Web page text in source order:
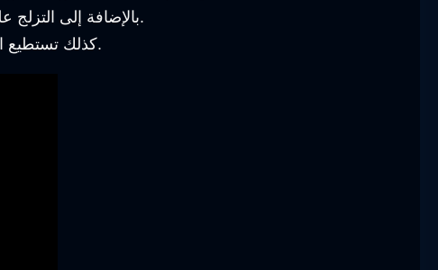
بالإضافة إلى التزلج على الثلوج, والإستمتاع بالجو البارد والملابس الثقيلة التي بها الفرو, واللعب بالثلج أن وأطفالك والإستمتاع.
كذلك تستطيع الإستمتاع بركوب المظلات, والتجول في الهواء والسماء, ورؤية التضاريس والمناطق الجميلة من الأعلى.